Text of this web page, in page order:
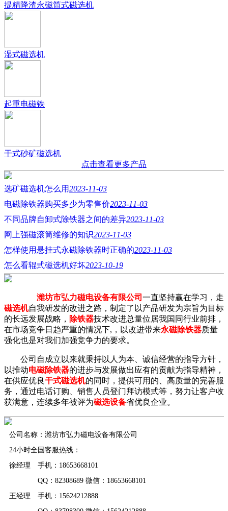
提精降渣永磁筒式磁选机
湿式磁选机
起重电磁铁
干式砂矿磁选机
点击查看更多产品
选矿磁选机怎么用2023-11-03
电磁除铁器购买多少为零售价2023-11-03
不同品牌自卸式除铁器之间的差异2023-11-03
网上强磁滚筒维修的知识2023-11-03
怎样使用悬挂式永磁除铁器时正确的2023-11-03
怎么看辊式磁选机好坏2023-10-19
潍坊市弘力磁电设备有限公司 一直坚持赢在学习，走
磁选机自我研发的改进之路，制定了以产品研发为宗旨为目标
的长远发展战略， 除铁器技术改进总量位居我国同行业前排，
在市场竞争日趋严重的情况下,，以改进带来永磁除铁器质量
强化也是对我们加强竞争力的要求。
公司自成立以来就秉持以人为本、诚信经营的指导方针，
以推动电磁除铁器的进步与发展做出应有的贡献为指导精神，
在供应优良干式磁选机的同时，提供可用的、高质量的完善服
务，通过电话订购、销售人员登门拜访模式等，努力让客户收
获满意，连续多年被评为磁选设备省优良企业。
公司名称：潍坊市弘力磁电设备有限公司
24小时全国客服热线：
徐经理 手机：18653668101
QQ：82308689 微信：18653668101
王经理 手机：15624212888